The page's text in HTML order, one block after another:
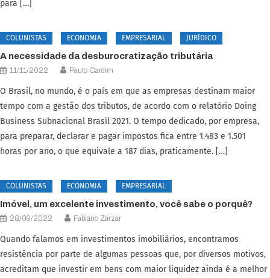
para […]
COLUNISTAS ECONOMIA EMPRESARIAL JURÍDICO
A necessidade da desburocratização tributária
11/11/2022 Paulo Cardim
O Brasil, no mundo, é o país em que as empresas destinam maior
tempo com a gestão dos tributos, de acordo com o relatório Doing
Business Subnacional Brasil 2021. O tempo dedicado, por empresa,
para preparar, declarar e pagar impostos fica entre 1.483 e 1.501
horas por ano, o que equivale a 187 dias, praticamente. […]
COLUNISTAS ECONOMIA EMPRESARIAL
Imóvel, um excelente investimento, você sabe o porquê?
28/09/2022 Fabiano Zarzar
Quando falamos em investimentos imobiliários, encontramos
resistência por parte de algumas pessoas que, por diversos motivos,
acreditam que investir em bens com maior liquidez ainda é a melhor